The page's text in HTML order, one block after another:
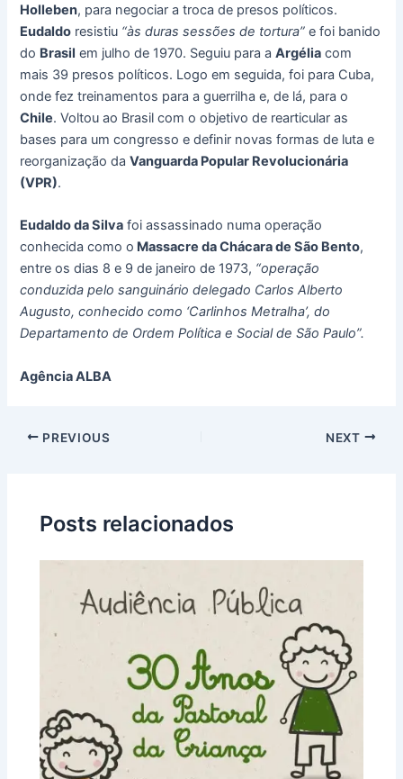
Holleben, para negociar a troca de presos políticos.
Eudaldo resistiu “às duras sessões de tortura” e foi banido
do Brasil em julho de 1970. Seguiu para aArgélia com
mais 39 presos políticos. Logo em seguida, foi para Cuba,
onde fez treinamentos para a guerrilha e, de lá, para o
Chile. Voltou ao Brasil com o objetivo de rearticular as
bases para um congresso e definir novas formas de luta e
reorganização daVanguarda Popular Revolucionária
(VPR).
Eudaldo da Silva foi assassinado numa operação
conhecida como o Massacre da Chácara de São Bento,
entre os dias 8 e 9 de janeiro de 1973, “operação
conduzida pelo sanguinário delegado Carlos Alberto
Augusto, conhecido como ‘Carlinhos Metralha’, do
Departamento de Ordem Política e Social de São Paulo”.
Agência ALBA
PREVIOUS NEXT
Posts relacionados